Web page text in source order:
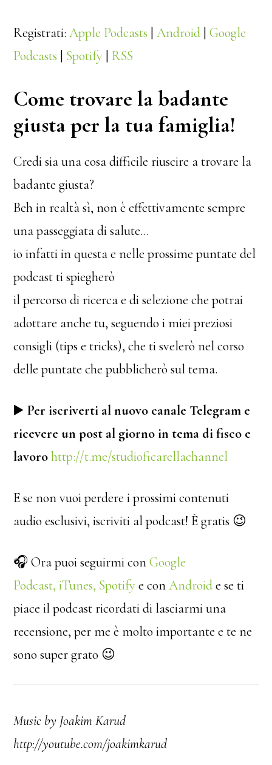
Registrati:Apple Podcasts |Android |Google
Podcasts | Spotify | RSS
Come trovare la badante
giusta per la tua famiglia!
Credi sia una cosa difficile riuscire a trovare la
badante giusta?
Beh in realtà sì, non è effettivamente sempre
una passeggiata di salute…
io infatti in questa e nelle prossime puntate del
podcast ti spiegherò
il percorso di ricerca e di selezione che potrai
adottare anche tu, seguendo i miei preziosi
consigli (tips e tricks), che ti svelerò nel corso
delle puntate che pubblicherò sul tema.
▶️Per iscriverti al nuovo canale Telegram e
ricevere un post al giorno in tema di fisco e
lavorohttp://t.me/studioficarellachannel
E se non vuoi perdere i prossimi contenuti
audio esclusivi, iscriviti al podcast! È gratis 😉
🎧 Ora puoi seguirmi conGoogle
Podcast,iTunes, Spotify e conAndroide se ti
piace il podcast ricordati di lasciarmi una
recensione, per me è molto importante e te ne
sono super grato 😉
Music by Joakim Karud
http://youtube.com/joakimkarud